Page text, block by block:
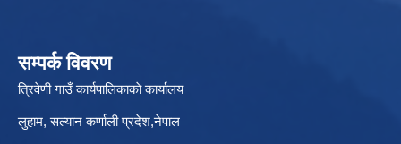
सम्पर्क विवरण
त्रिवेणी गाउँ कार्यपालिकाकाे कार्यालय
लुहाम, सल्यान कर्णाली प्रदेश,नेपाल